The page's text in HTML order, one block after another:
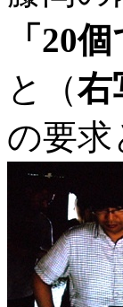
「20
と（右
の要求